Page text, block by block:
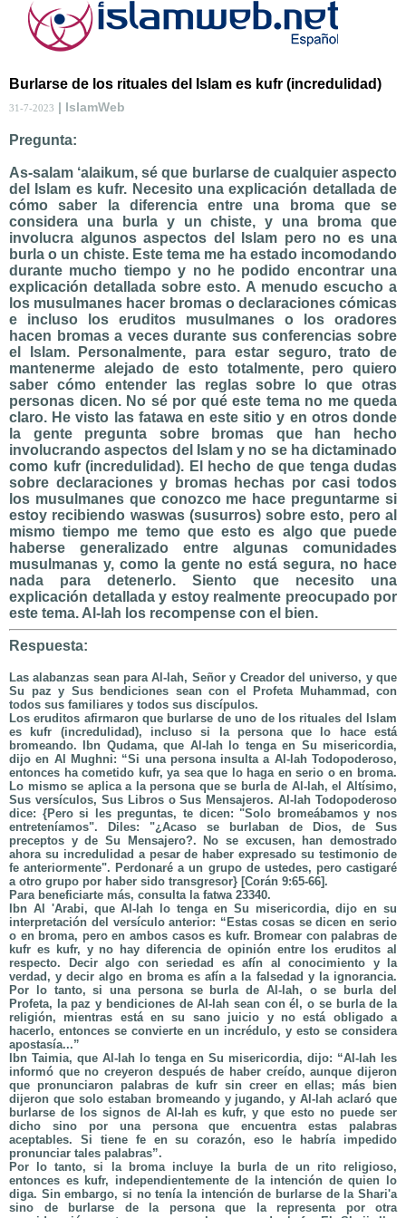
Burlarse de los rituales del Islam es kufr (incredulidad)
31-7-2023 | IslamWeb
Pregunta:
As-salam ‘alaikum, sé que burlarse de cualquier aspecto
del Islam es kufr. Necesito una explicación detallada de
cómo saber la diferencia entre una broma que se
considera una burla y un chiste, y una broma que
involucra algunos aspectos del Islam pero no es una
burla o un chiste. Este tema me ha estado incomodando
durante mucho tiempo y no he podido encontrar una
explicación detallada sobre esto. A menudo escucho a
los musulmanes hacer bromas o declaraciones cómicas
e incluso los eruditos musulmanes o los oradores
hacen bromas a veces durante sus conferencias sobre
el Islam. Personalmente, para estar seguro, trato de
mantenerme alejado de esto totalmente, pero quiero
saber cómo entender las reglas sobre lo que otras
personas dicen. No sé por qué este tema no me queda
claro. He visto las fatawa en este sitio y en otros donde
la gente pregunta sobre bromas que han hecho
involucrando aspectos del Islam y no se ha dictaminado
como kufr (incredulidad). El hecho de que tenga dudas
sobre declaraciones y bromas hechas por casi todos
los musulmanes que conozco me hace preguntarme si
estoy recibiendo waswas (susurros) sobre esto, pero al
mismo tiempo me temo que esto es algo que puede
haberse generalizado entre algunas comunidades
musulmanas y, como la gente no está segura, no hace
nada para detenerlo. Siento que necesito una
explicación detallada y estoy realmente preocupado por
este tema. Al-lah los recompense con el bien.
Respuesta:
Las alabanzas sean para Al-lah, Señor y Creador del universo, y que
Su paz y Sus bendiciones sean con el Profeta Muhammad, con
todos sus familiares y todos sus discípulos.
Los eruditos afirmaron que burlarse de uno de los rituales del Islam
es kufr (incredulidad), incluso si la persona que lo hace está
bromeando. Ibn Qudama, que Al-lah lo tenga en Su misericordia,
dijo en Al Mughni: “Si una persona insulta a Al-lah Todopoderoso,
entonces ha cometido kufr, ya sea que lo haga en serio o en broma.
Lo mismo se aplica a la persona que se burla de Al-lah, el Altísimo,
Sus versículos, Sus Libros o Sus Mensajeros. Al-lah Todopoderoso
dice: {Pero si les preguntas, te dicen: "Solo bromeábamos y nos
entreteníamos". Diles: "¿Acaso se burlaban de Dios, de Sus
preceptos y de Su Mensajero?. No se excusen, han demostrado
ahora su incredulidad a pesar de haber expresado su testimonio de
fe anteriormente". Perdonaré a un grupo de ustedes, pero castigaré
a otro grupo por haber sido transgresor} [Corán 9:65-66].
Para beneficiarte más, consulta la fatwa 23340.
Ibn Al 'Arabi, que Al-lah lo tenga en Su misericordia, dijo en su
interpretación del versículo anterior: “Estas cosas se dicen en serio
o en broma, pero en ambos casos es kufr. Bromear con palabras de
kufr es kufr, y no hay diferencia de opinión entre los eruditos al
respecto. Decir algo con seriedad es afín al conocimiento y la
verdad, y decir algo en broma es afín a la falsedad y la ignorancia.
Por lo tanto, si una persona se burla de Al-lah, o se burla del
Profeta, la paz y bendiciones de Al-lah sean con él, o se burla de la
religión, mientras está en su sano juicio y no está obligado a
hacerlo, entonces se convierte en un incrédulo, y esto se considera
apostasía...”
Ibn Taimia, que Al-lah lo tenga en Su misericordia, dijo: “Al-lah les
informó que no creyeron después de haber creído, aunque dijeron
que pronunciaron palabras de kufr sin creer en ellas; más bien
dijeron que solo estaban bromeando y jugando, y Al-lah aclaró que
burlarse de los signos de Al-lah es kufr, y que esto no puede ser
dicho sino por una persona que encuentra estas palabras
aceptables. Si tiene fe en su corazón, eso le habría impedido
pronunciar tales palabras”.
Por lo tanto, si la broma incluye la burla de un rito religioso,
entonces es kufr, independientemente de la intención de quien lo
diga. Sin embargo, si no tenía la intención de burlarse de la Shari'a
sino de burlarse de la persona que la representa por otra